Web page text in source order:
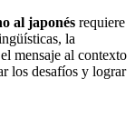
al japonés requiere
la
mensaje al contexto
los desafíos y lograr